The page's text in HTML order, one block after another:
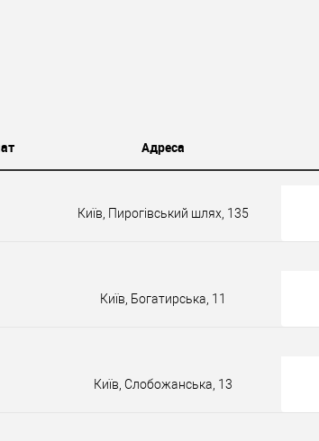
Адреса
Київ, Пирогівський шлях, 135
Київ, Богатирська, 11
Київ, Слобожанська, 13